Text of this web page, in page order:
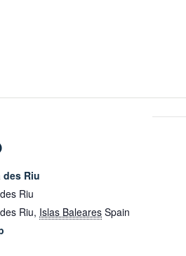
des Riu
Riu
Riu, Islas Baleares Spain